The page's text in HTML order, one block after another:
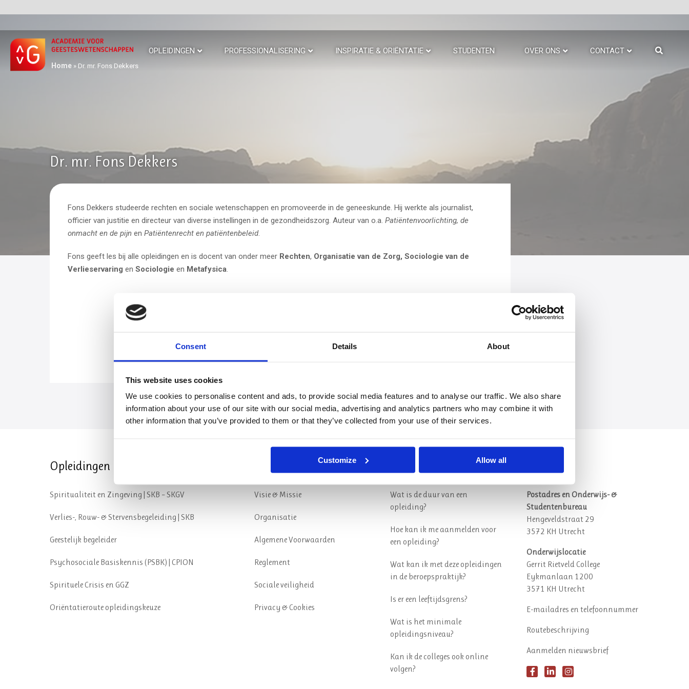
Consent Details About
This website uses cookies
We use cookies to personalise content and ads, to provide social media features and to analyse our traffic. We also share
information about your use of our site with our social media, advertising and analytics partners who may combine it with
other information that you’ve provided to them or that they’ve collected from your use of their services.
Customize Allow all
Home» Dr. mr. Fons Dekkers
OPLEIDINGEN PROFESSIONALISERING INSPIRATIE & ORIËNTATIE STUDENTEN OVER ONS CONTACT
Dr. mr. Fons Dekkers
Fons Dekkers studeerde rechten en sociale wetenschappen en promoveerde in de geneeskunde. Hij werkte als journalist,
officier van justitie en directeur van diverse instellingen in de gezondheidszorg. Auteur van o.a. Patiëntenvoorlichting, de
onmacht en de pijn en Patiëntenrecht en patiëntenbeleid.
Fons geeft les bij alle opleidingen en is docent van onder meer Rechten, Organisatie van de Zorg, Sociologie van de
Verlieservaring en Sociologie en Metafysica.
Opleidingen
Spiritualiteit en Zingeving | SKB – SKGV
Verlies-, Rouw- & Stervensbegeleiding | SKB
Geestelijk begeleider
Psychosociale Basiskennis (PSBK) | CPION
Spirituele Crisis en GGZ
Oriëntatieroute opleidingskeuze
Visie & Missie
Organisatie
Algemene Voorwaarden
Reglement
Sociale veiligheid
Privacy & Cookies
Veelgestelde vragen
Wat is de duur van een
opleiding?
Hoe kan ik me aanmelden voor
een opleiding?
Wat kan ik met deze opleidingen
in de beroepspraktijk?
Is er een leeftijdsgrens?
Wat is het minimale
opleidingsniveau?
Kan ik de colleges ook online
volgen?
Postadres en Onderwijs- &
Studentenbureau
Hengeveldstraat 29
3572 KH Utrecht
Onderwijslocatie
Gerrit Rietveld College
Eykmanlaan 1200
3571 KH Utrecht
E-mailadres en telefoonnummer
Routebeschrijving
Aanmelden nieuwsbrief